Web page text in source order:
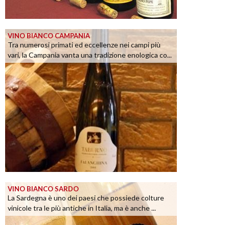
VINO BIANCO CAMPANIA
Tra numerosi primati ed eccellenze nei campi più
vari, la Campania vanta una tradizione enologica co...
VINO BIANCO SARDO
La Sardegna è uno dei paesi che possiede colture
vinicole tra le più antiche in Italia, ma è anche ...